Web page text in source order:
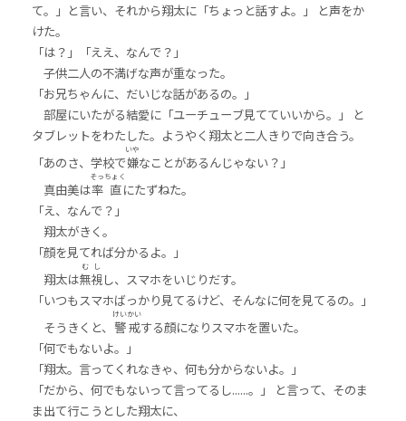
て。」と言い、それから翔太に「ちょっと話すよ。」 と声をか
けた。
「は？」「ええ、なんで？」
子供二人の不満げな声が重なった。
「お兄ちゃんに、だいじな話があるの。」
部屋にいたがる結愛に「ユーチューブ見てていいから。」 と
タブレットをわたした。ようやく翔太と二人きりで向き合う。
「あのさ、学校で嫌
いや
なことがあるんじゃない？」
真由美は率
そっ
直
ちょく
にたずねた。
「え、なんで？」
翔太がきく。
「顔を見てれば分かるよ。」
翔太は無
む
視
し
し、スマホをいじりだす。
「いつもスマホばっかり見てるけど、そんなに何を見てるの。」
そうきくと、 警
けい
戒
かい
する顔になりスマホを置いた。
「何でもないよ。」
「翔太。言ってくれなきゃ、何も分からないよ。」
「だから、何でもないって言ってるし......。」 と言って、そのま
ま出て行こうとした翔太に、